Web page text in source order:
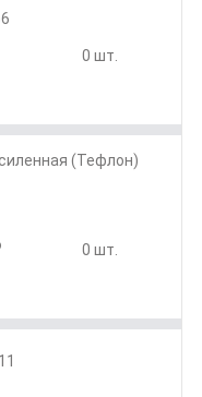
0 шт.
(Тефлон)
0 шт.